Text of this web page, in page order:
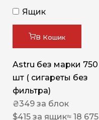
Ящик
В Кошик
Astru без марки 750
шт ( сигареты без
фильтра)
₴349 за блок
$415 за ящик≈ 18 675